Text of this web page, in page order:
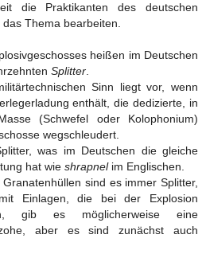
die Praktikanten des deutschen
Thema bearbeiten.
heißen im Deutschen
Splitter.
Sinn liegt vor, wenn
enthält, die dedizierte, in
(Schwefel oder Kolophonium)
wegschleudert.
was im Deutschen die gleiche
hat wie shrapnelim Englischen.
sind es immer Splitter,
Einlagen, die bei der Explosion
gib es möglicherweise eine
aber es sind zunächst auch